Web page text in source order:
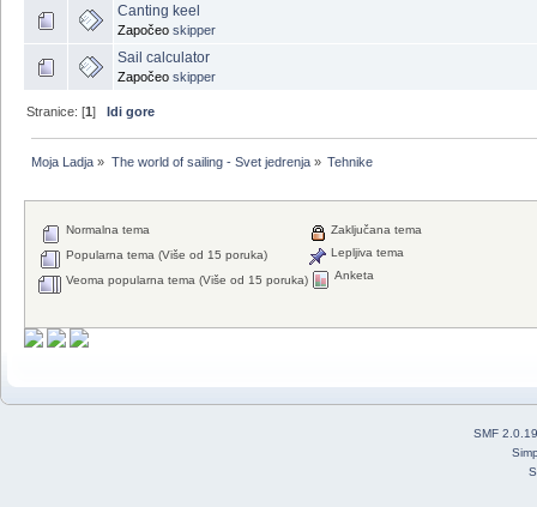
Canting keel
Započeo skipper
Sail calculator
Započeo skipper
Stranice: [1]Idi gore
Moja Ladja » The world of sailing - Svet jedrenja» Tehnike
Normalna tema
Popularna tema (Više od 15 poruka)
Veoma popularna tema (Više od 15 poruka)
Zaključana tema
Lepljiva tema
Anketa
SMF 2.0.19